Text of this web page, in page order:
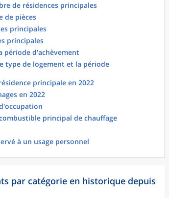
de résidences principales
de pièces
principales
principales
période d'achèvement
type de logement et la période
principale en 2022
en 2022
principal de chauffage
à un usage personnel
par catégorie en historique depuis